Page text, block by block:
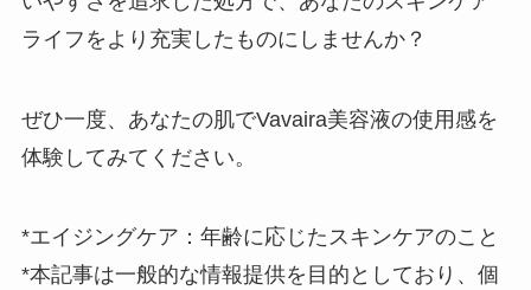
ライフをより充実したものにしませんか？
ぜひ一度、あなたの肌でVavaira美容液の使用感を
体験してみてください。
*エイジングケア：年齢に応じたスキンケアのこと
*本記事は一般的な情報提供を目的としており、個